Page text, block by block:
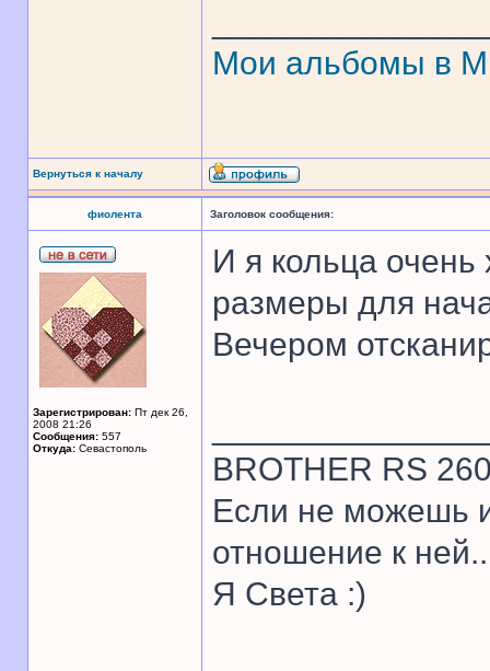
Мои альбомы в
Вернуться к началу
фиолента Заголовок сообщения:
Зарегистрирован: Пт дек 26,
2008 21:26
Сообщения: 557
Откуда: Севастополь
И я кольца
размеры для
Вечером
BROTHER RS
Если не можешь
отношение к
Я Света :)